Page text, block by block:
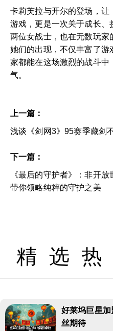
卡莉芙拉与开尔的登场，让
游戏，更是一次关于成长
两位女战士，也在无数玩家
她们的出现，不仅丰富了
家都能在这场激烈的战斗中
气。
上一篇：
浅谈《剑网3》95赛季藏剑
下一篇：
《最后的守护者》：非开
带你领略纯粹的守护之美
精选
好莱坞巨星
丝期待